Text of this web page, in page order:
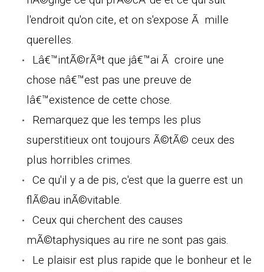
l'endroit qu'on cite, et on s'expose Ã mille
querelles.
Lâ€™intÃ©rÃªt que jâ€™ai Ã croire une
chose nâ€™est pas une preuve de
lâ€™existence de cette chose.
Remarquez que les temps les plus
superstitieux ont toujours Ã©tÃ© ceux des
plus horribles crimes.
Ce qu'il y a de pis, c'est que la guerre est un
flÃ©au inÃ©vitable.
Ceux qui cherchent des causes
mÃ©taphysiques au rire ne sont pas gais.
Le plaisir est plus rapide que le bonheur et le